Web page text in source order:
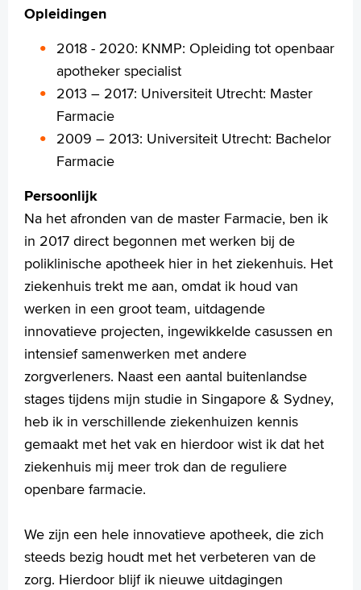
M. (Milou) van Heuckelum
H.C. (Hugo) Hoogeveen
Folders
Specialismen
Werken en leren
Medewerkers
Contact
MijnASz
Verwijzers
Wetenschappelijk onderzoek
Tekstgrootte A+
Voorleesfunctie
Zoeken
English
Opleidingen
2018 - 2020: KNMP: Opleiding tot openbaar
apotheker specialist
2013 – 2017: Universiteit Utrecht: Master
Farmacie
2009 – 2013: Universiteit Utrecht: Bachelor
Farmacie
Persoonlijk
Na het afronden van de master Farmacie, ben ik
in 2017 direct begonnen met werken bij de
poliklinische apotheek hier in het ziekenhuis. Het
ziekenhuis trekt me aan, omdat ik houd van
werken in een groot team, uitdagende
innovatieve projecten, ingewikkelde casussen en
intensief samenwerken met andere
zorgverleners. Naast een aantal buitenlandse
stages tijdens mijn studie in Singapore & Sydney,
heb ik in verschillende ziekenhuizen kennis
gemaakt met het vak en hierdoor wist ik dat het
ziekenhuis mij meer trok dan de reguliere
openbare farmacie.
We zijn een hele innovatieve apotheek, die zich
steeds bezig houdt met het verbeteren van de
zorg. Hierdoor blijf ik nieuwe uitdagingen